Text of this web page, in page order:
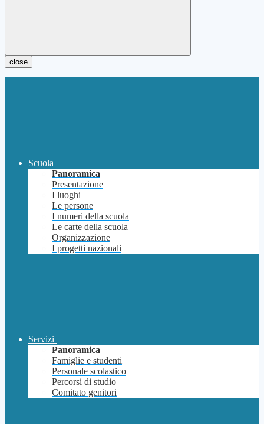
close
Scuola
Panoramica
Presentazione
I luoghi
Le persone
I numeri della scuola
Le carte della scuola
Organizzazione
I progetti nazionali
Servizi
Panoramica
Famiglie e studenti
Personale scolastico
Percorsi di studio
Comitato genitori